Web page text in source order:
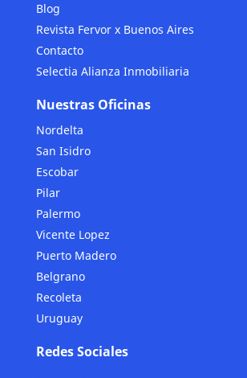
Blog
Revista Fervor x Buenos Aires
Contacto
Selectia Alianza Inmobiliaria
Nuestras Oficinas
Nordelta
San Isidro
Escobar
Pilar
Palermo
Vicente Lopez
Puerto Madero
Belgrano
Recoleta
Uruguay
Redes Sociales